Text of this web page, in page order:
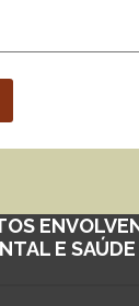
E SAÚDE